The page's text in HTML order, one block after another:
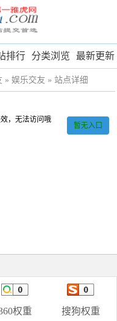
排行 分类浏览 最新更新
» 娱乐交友 » 站点详细
，无法访问哦
暂无入口
权重 搜狗权重